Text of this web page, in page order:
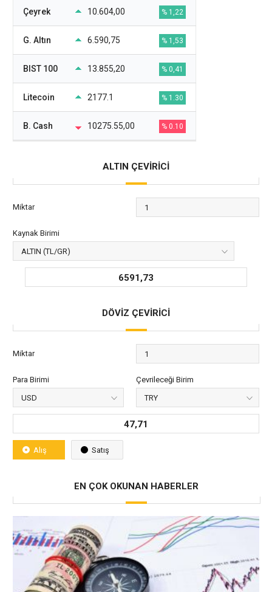
Çeyrek 10.604,00 % 1,22
G. Altın 6.590,75 % 1,53
BIST 100 13.855,20 % 0,41
Litecoin 2177.1 % 1.30
B. Cash 10275.55,00 % 0.10
ALTIN ÇEVİRİCİ
Miktar
Kaynak Birimi
6591,73
DÖVİZ ÇEVİRİCİ
Miktar
Para Birimi Çevrileceği Birim
47,71
Alış Satış
EN ÇOK OKUNAN HABERLER